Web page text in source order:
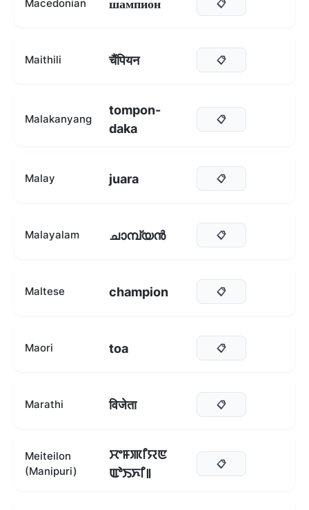
Macedonian шампион 📋
Maithili चैंपियन 📋
Malakanyang
tompon-
daka
📋
Malay juara 📋
Malayalam ചാമ്പ്യൻ 📋
Maltese champion 📋
Maori toa 📋
Marathi विजेता 📋
Meiteilon
(Manipuri)
ꯆꯦꯝꯄꯤꯌꯟ
ꯑꯣꯏꯈꯤ꯫
📋